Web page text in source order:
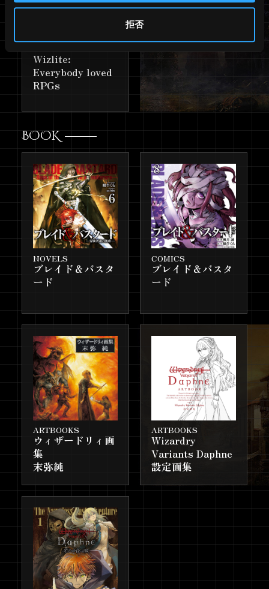
拒否
界戦記ディスガイア』のコラボが
決定！
2025.9.15
『Wizardry Variants Daphne』コ
ミカライズ決定！
『Wizardry Variants Daphne』ポ
2025.9.15
2025.9.15
「#ウィザードリィの日」が制定
されました！
Wizardry44周年特別企画がぞく
ぞく始動
2025.9.12
TGSでの物販ラインナップ第１弾
を公開！新商品＆購入者特典も発
月31日発売決定！
2025.9.9
TGS2025への出展が決定いたしま
した！
2025.9.1
『Wizardry ウィザードリィ
SPECIAL BOOK』9月20日発売
決定！
2025.8.22
コミックス『ブレイド&バスター
ド7』予約受付中！
2025.8.7
『Wizardry Variants Daphne』
200万ダウンロード突破記念特別
キャンペーン【後半】開始
2025.7.24
『Wizardry Variants Daphne』全
世界200万ダウンロード突破！
2025.7.6
アニメ『ブレイド＆バスタード』
新PV・描き下ろしイラスト公開！
Wizlite:
Everybody loved
RPGs
BOOK
NOVELS
ブレイド＆バスタ
ード
COMICS
ブレイド＆バスタ
ード
ARTBOOKS
ウィザードリィ画
集
末弥純
ARTBOOKS
Wizardry
Variants Daphne
設定画集